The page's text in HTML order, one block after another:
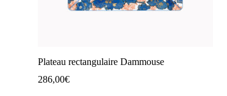
Plateau rectangulaire Dammouse
286,00€